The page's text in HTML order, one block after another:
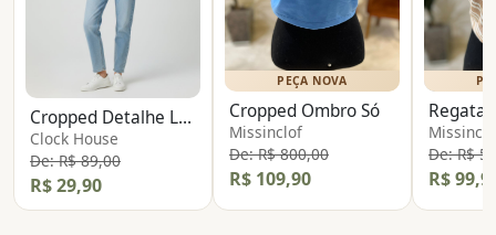
Cropped Detalhe Lastex
Clock House
De: R$ 89,00
R$ 29,90
PEÇA NOVA
Cropped Ombro Só
Missinclof
De: R$ 800,00
R$ 109,90
Regata
De: R$
R$